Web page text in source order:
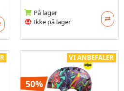
På lager
Ikke på lager
VI ANBEFALER
50%